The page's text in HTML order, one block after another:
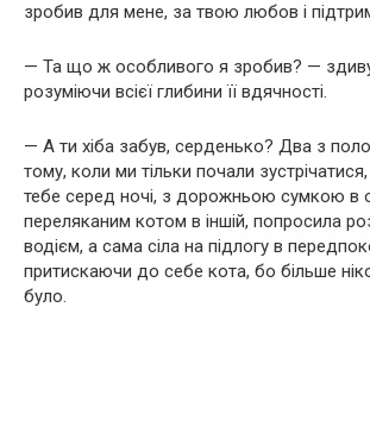
зробив для мене, за твою любов і
— Та що ж особливого я зробив? —
розуміючи всієї глибини її вдячності.
— А ти хіба забув, серденько? Два з
тому, коли ми тільки почали
тебе серед ночі, з дорожньою сумкою в
переляканим котом в іншій, попросила
водієм, а сама сіла на підлогу в
притискаючи до себе кота, бо більше
було.